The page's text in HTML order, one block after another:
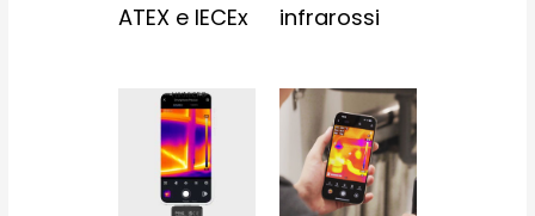
ATEX e IECEx
infrarossi